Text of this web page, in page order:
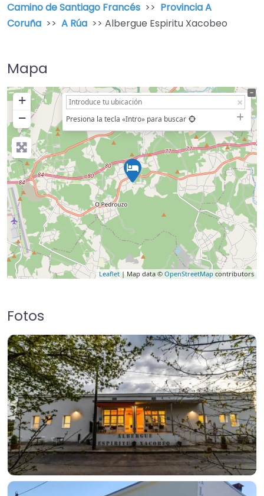
Camino de Santiago Francés >> Provincia A
Coruña >> A Rúa >> Albergue Espiritu Xacobeo
Mapa
+
−
Presiona la tecla «Intro» para buscar
Leaflet | Map data © OpenStreetMap contributors
Fotos